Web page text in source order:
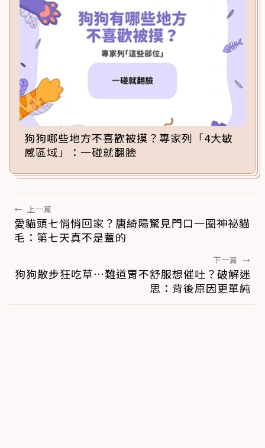
狗狗哪些地方不喜歡被摸？專家列「4大敏
感區域」：一碰就翻臉
← 上一篇
愛貓頭七悄悄回家？唐綺陽驚見門口一圈神祕貓
毛：第七天真不是蓋的
下一篇 →
狗狗散步狂吃草…難道胃不舒服想催吐？破解迷
思：背後原因更單純